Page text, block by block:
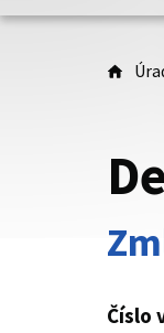
Číslo